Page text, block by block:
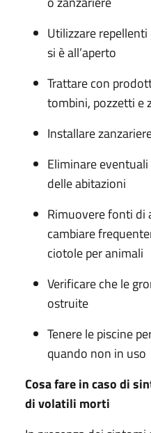
Utilizzare
si è all’aperto
Trattare con
tombini, pozzetti e
Installare
Eliminare
delle abitazioni
Rimuovere fonti di
cambiare
ciotole per animali
Verificare che le
ostruite
Tenere le piscine
quando non in uso
Cosa fare in caso di
di volatili morti